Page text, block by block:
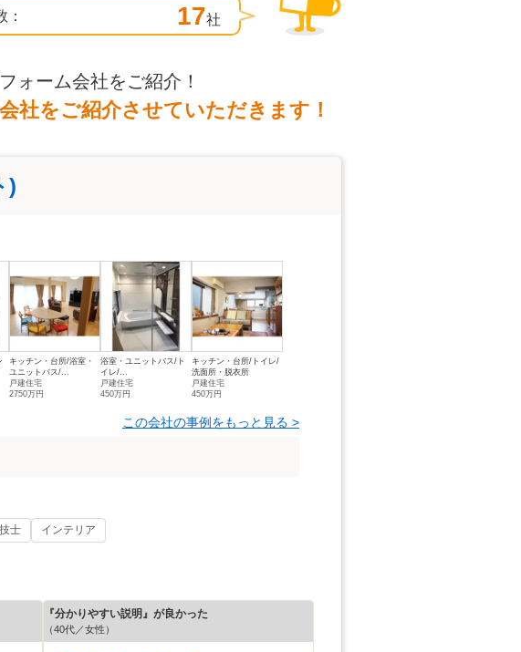
17社
ォーム会社をご紹介！
社をご紹介させていただきます！
)
キッチン・台所/浴室・
ユニットバス/...
戸建住宅
2750万円
浴室・ユニットバス/ト
イレ/...
戸建住宅
450万円
キッチン・台所/トイレ/
洗面所・脱衣所
戸建住宅
450万円
この会社の事例をもっと見る >
士 インテリア
『分かりやすい説明』が良かった
（40代／女性）